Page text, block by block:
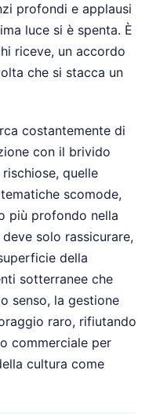
profondi e applausi
luce si è spenta. È
riceve, un accordo
che si stacca un
costantemente di
con il brivido
quelle
scomode,
più profondo nella
solo rassicurare,
della
sotterranee che
senso, la gestione
raro, rifiutando
commerciale per
cultura come